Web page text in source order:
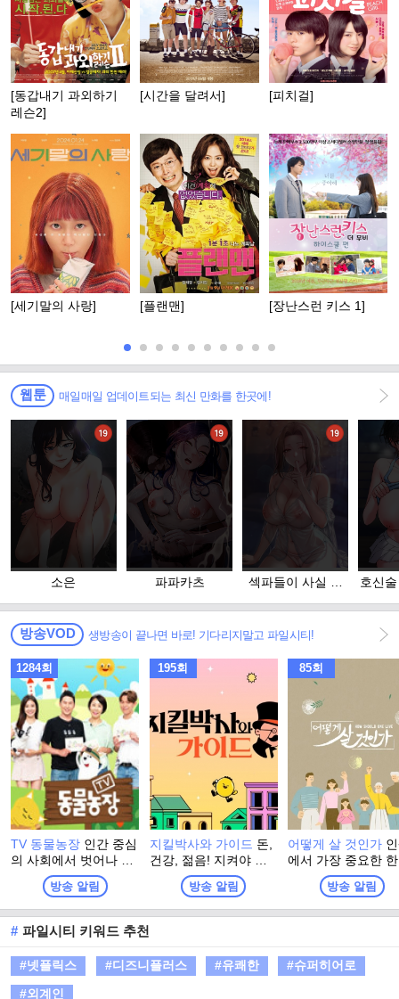
[동갑내기 과외하기
레슨2]
[시간을 달려서] [피치걸]
[세기말의 사랑] [플랜맨] [장난스런 키스 1]
웹툰 매일매일 업데이트되는 최신 만화를 한곳에!
소은 파파카츠
섹파들이 사실 가
호신
방송VOD 생방송이 끝나면 바로! 기다리지말고 파일시티!
1284회
TV 동물농장 인간 중심
의 사회에서 벗어나 인
간과 동물 그 진정한 커
뮤니케이션을 추구하는
동물 전문 프로그램
방송 알림
195회
지킬박사와 가이드 돈,
건강, 젊음! 지켜야 하
는 사명을 부여받은 가
이드, 그리고 고민 맞춤
형 지킬 박사들이 다양
는 프로그램
방송 알림
85회
어떻게 살 것인가
에서 가장 중요한
지! 건강을 지키기
어떻게 살 것인가를
민하고 당신의 황금
방송 알림
# 파일시티 키워드 추천
#넷플릭스 #디즈니플러스 #유쾌한
#슈퍼히어로
#외계인